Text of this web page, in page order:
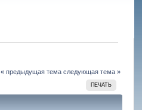
« предыдущая тема следующая тема »
ПЕЧАТЬ